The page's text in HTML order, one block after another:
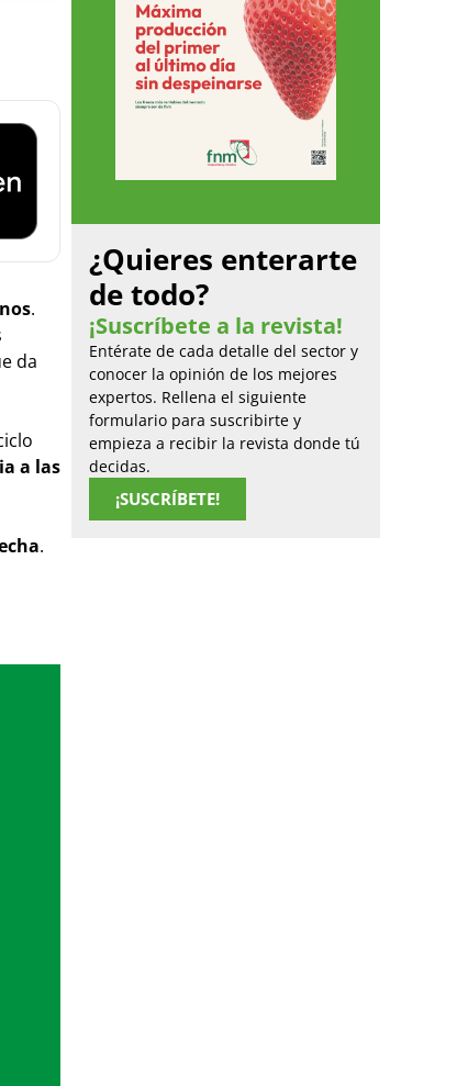
.
da
a las
.
¿Quieres enterarte
de todo?
¡Suscríbete a la revista!
Entérate de cada detalle del sector y
conocer la opinión de los mejores
expertos. Rellena el siguiente
formulario para suscribirte y
empieza a recibir la revista donde tú
decidas.
¡SUSCRÍBETE!